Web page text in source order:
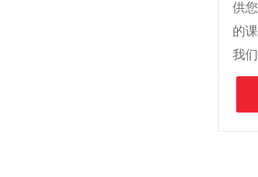
供
的
我